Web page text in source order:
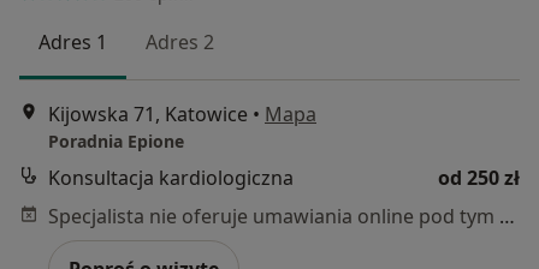
Adres 1 Adres 2
Kijowska 71, Katowice • Mapa
Poradnia Epione
Konsultacja kardiologiczna
od 250 zł
Specjalista nie oferuje umawiania online pod tym adresem.